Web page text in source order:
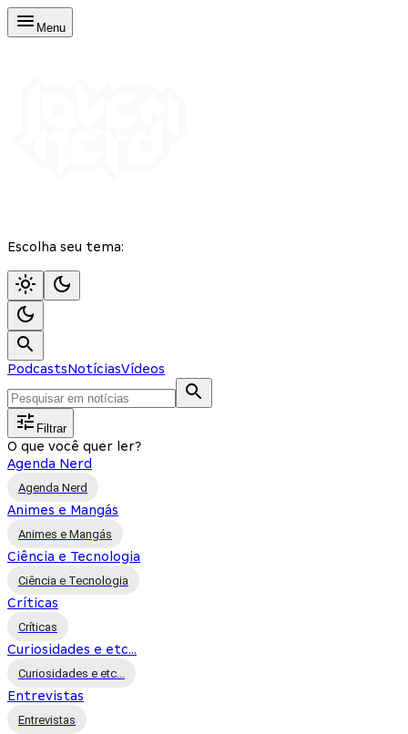
Menu
Escolha seu tema:
PodcastsNotíciasVídeos
Filtrar
O que você quer ler?
Agenda Nerd
Agenda Nerd
Animes e Mangás
Animes e Mangás
Ciência e Tecnologia
Ciência e Tecnologia
Críticas
Críticas
Curiosidades e etc...
Curiosidades e etc...
Entrevistas
Entrevistas